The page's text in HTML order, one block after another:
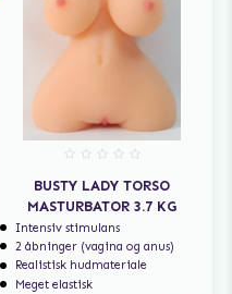
BUSTY LADY TORSO
MASTURBATOR 3.7 KG
Intensiv stimulans
2 åbninger (vagina og anus)
Realistisk hudmateriale
Meget elastisk